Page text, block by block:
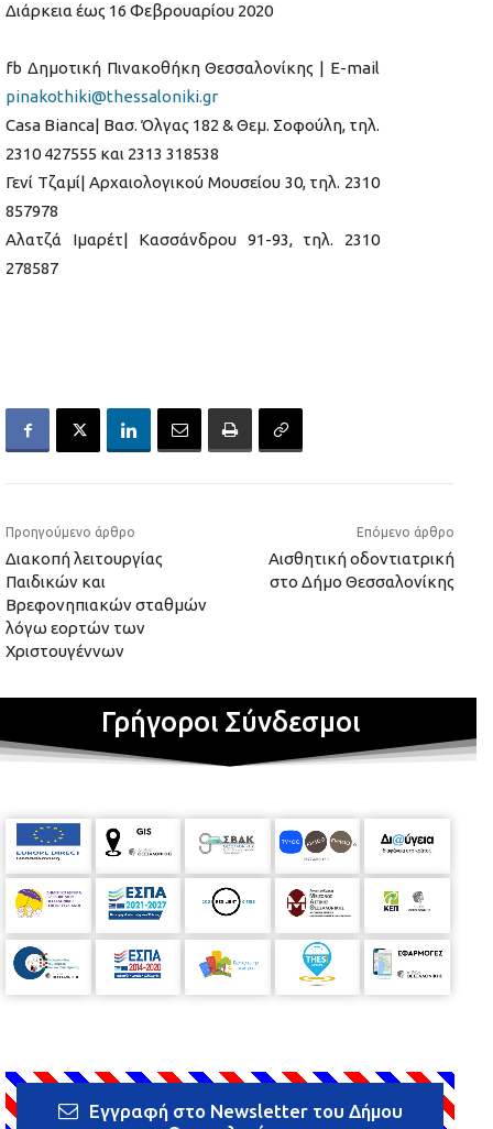
Διάρκεια έως 16 Φεβρουαρίου 2020
fb Δημοτική Πινακοθήκη Θεσσαλονίκης | E-mail
pinakothiki@thessaloniki.gr
Casa Bianca| Βασ. Όλγας 182 & Θεμ. Σοφούλη, τηλ.
2310 427555 και 2313 318538
Γενί Τζαμί| Αρχαιολογικού Μουσείου 30, τηλ. 2310
857978
Αλατζά Ιμαρέτ| Κασσάνδρου 91-93, τηλ. 2310
278587
Προηγούμενο άρθρο
Διακοπή λειτουργίας
Παιδικών και
Βρεφονηπιακών σταθμών
λόγω εορτών των
Χριστουγέννων
Επόμενο άρθρο
Αισθητική οδοντιατρική
στο Δήμο Θεσσαλονίκης
Γρήγοροι Σύνδεσμοι
Εγγραφή στο Newsletter του Δήμου